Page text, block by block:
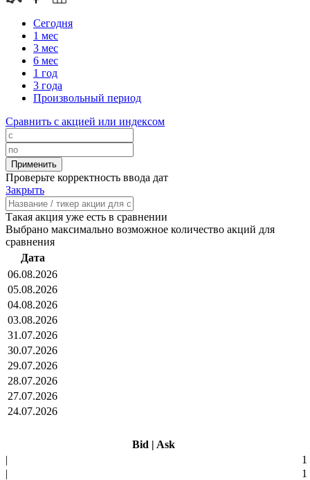
Сегодня
1 мес
3 мес
6 мес
1 год
3 года
Произвольный период
Сравнить с акцией или индексом
Проверьте корректность ввода дат
Закрыть
Такая акция уже есть в сравнении
Выбрано максимально возможное количество акций для
сравнения
Дата
06.08.2026
05.08.2026
04.08.2026
03.08.2026
31.07.2026
30.07.2026
29.07.2026
28.07.2026
27.07.2026
24.07.2026
Bid | Ask
|
1
|
1